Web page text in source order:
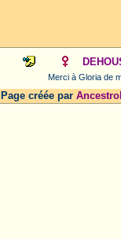
Merci à Gloria de
Page créée par